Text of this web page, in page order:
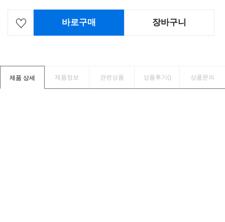
바로구매 장바구니
제품 상세 제품정보 관련상품 상품후기() 상품문의